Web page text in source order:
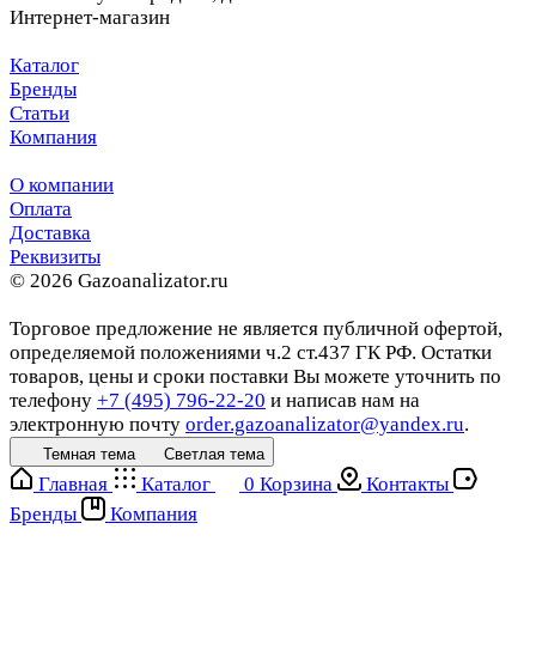
Интернет-магазин
Каталог
Бренды
Статьи
Компания
О компании
Оплата
Доставка
Реквизиты
© 2026 Gazoanalizator.ru
Торговое предложение не является публичной офертой,
определяемой положениями ч.2 ст.437 ГК РФ. Остатки
товаров, цены и сроки поставки Вы можете уточнить по
телефону +7 (495) 796-22-20 и написав нам на
электронную почту order.gazoanalizator@yandex.ru.
Темная тема Светлая тема
Главная Каталог 0 Корзина
Контакты
Бренды
Компания